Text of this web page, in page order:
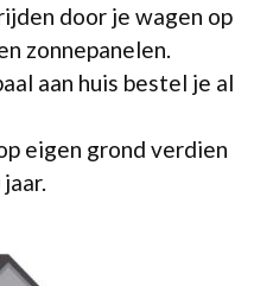
door je wagen op
zonnepanelen.
aan huis bestel je al
eigen grond verdien